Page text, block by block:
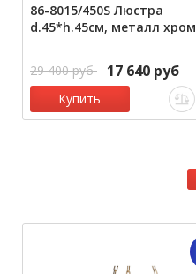
86-8015/450S Люстра
d.45*h.45см, металл хром
29 400 руб 17 640 руб
Купить